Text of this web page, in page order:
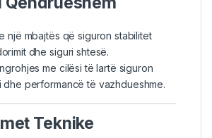
një mbajtës që siguron stabilitet
dhe siguri shtesë.
me cilësi të lartë siguron
dhe performancë të vazhdueshme.
Teknike